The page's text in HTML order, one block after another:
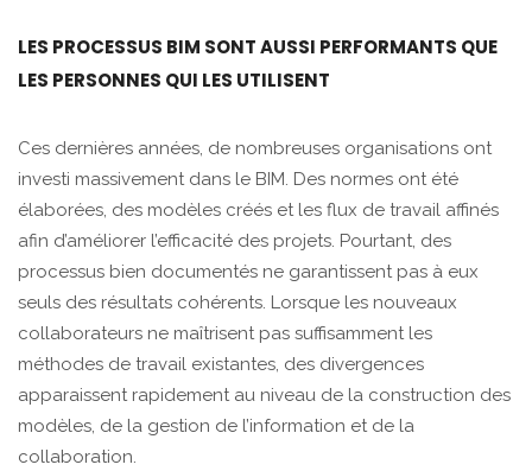
LES PROCESSUS BIM SONT AUSSI PERFORMANTS QUE
LES PERSONNES QUI LES UTILISENT
Ces dernières années, de nombreuses organisations ont
investi massivement dans le BIM. Des normes ont été
élaborées, des modèles créés et les flux de travail affinés
afin d’améliorer l’efficacité des projets. Pourtant, des
processus bien documentés ne garantissent pas à eux
seuls des résultats cohérents. Lorsque les nouveaux
collaborateurs ne maîtrisent pas suffisamment les
méthodes de travail existantes, des divergences
apparaissent rapidement au niveau de la construction des
modèles, de la gestion de l’information et de la
collaboration.